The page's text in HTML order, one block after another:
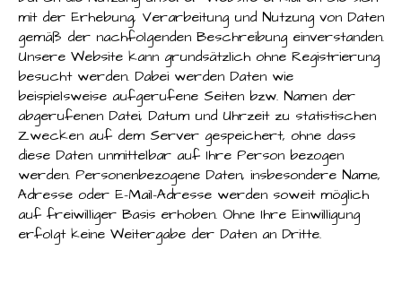
mit der Erhebung, Verarbeitung und Nutzung von Daten
gemäß der nachfolgenden Beschreibung einverstanden.
Unsere Website kann grundsätzlich ohne Registrierung
besucht werden. Dabei werden Daten wie
beispielsweise aufgerufene Seiten bzw. Namen der
abgerufenen Datei, Datum und Uhrzeit zu statistischen
Zwecken auf dem Server gespeichert, ohne dass
diese Daten unmittelbar auf Ihre Person bezogen
werden. Personenbezogene Daten, insbesondere Name,
Adresse oder E-Mail-Adresse werden soweit möglich
auf freiwilliger Basis erhoben. Ohne Ihre Einwilligung
erfolgt keine Weitergabe der Daten an Dritte.